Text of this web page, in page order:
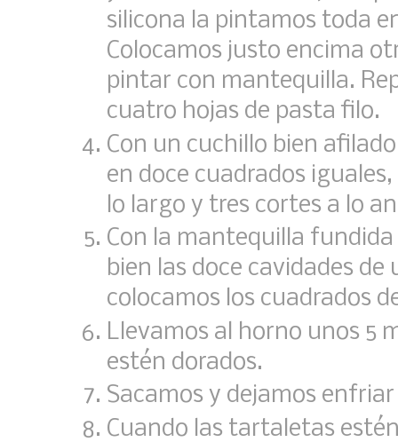
silicona la pintamos toda
Colocamos justo encima
pintar con mantequilla.
cuatro hojas de pasta filo.
Con un cuchillo bien
en doce cuadrados
lo largo y tres cortes a lo
Con la mantequilla
bien las doce cavidades
colocamos los cuadrados
Llevamos al horno unos 5
estén dorados.
Sacamos y dejamos
Cuando las tartaletas